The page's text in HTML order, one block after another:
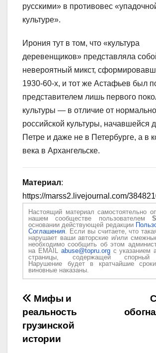
русскими» в противовес
культуре».
Ирония тут в том, что «культура
деревенщиков» представляла
невероятный микст,
1930-60-х, и тот же Астафьев был
представителем лишь первого
культуры — в отличие от
российской культуры, начавшейся
Петре и даже не в Петербурге, а в
века в Архангельске.
Материал:
https://marss2.livejournal.com/
Настоящий материал самостоятельно
нашем сообществе пользователем
основании действующей редакции
Соглашения. Если вы считаете, что
нарушает ваши авторские и/или
необходимо сообщить об этом
на EMAIL abuse@topru.orgс указанием
страницы, содержащей спорный
Нарушение будет в кратчайшие сроки
виновные наказаны.
Навигация
по
записям
Мифы и
реальность
грузинской
истории